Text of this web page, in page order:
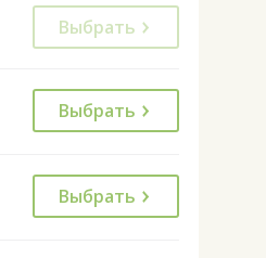
Выбрать
Выбрать
Выбрать